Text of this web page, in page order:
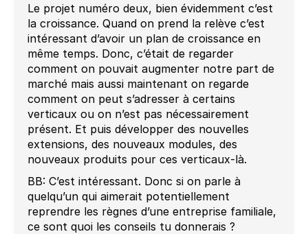
Le projet numéro deux, bien évidemment c’est
la croissance. Quand on prend la relève c’est
intéressant d’avoir un plan de croissance en
même temps. Donc, c’était de regarder
comment on pouvait augmenter notre part de
marché mais aussi maintenant on regarde
comment on peut s’adresser à certains
verticaux ou on n’est pas nécessairement
présent. Et puis développer des nouvelles
extensions, des nouveaux modules, des
nouveaux produits pour ces verticaux-là.
BB: C’est intéressant. Donc si on parle à
quelqu’un qui aimerait potentiellement
reprendre les règnes d’une entreprise familiale,
ce sont quoi les conseils tu donnerais ?